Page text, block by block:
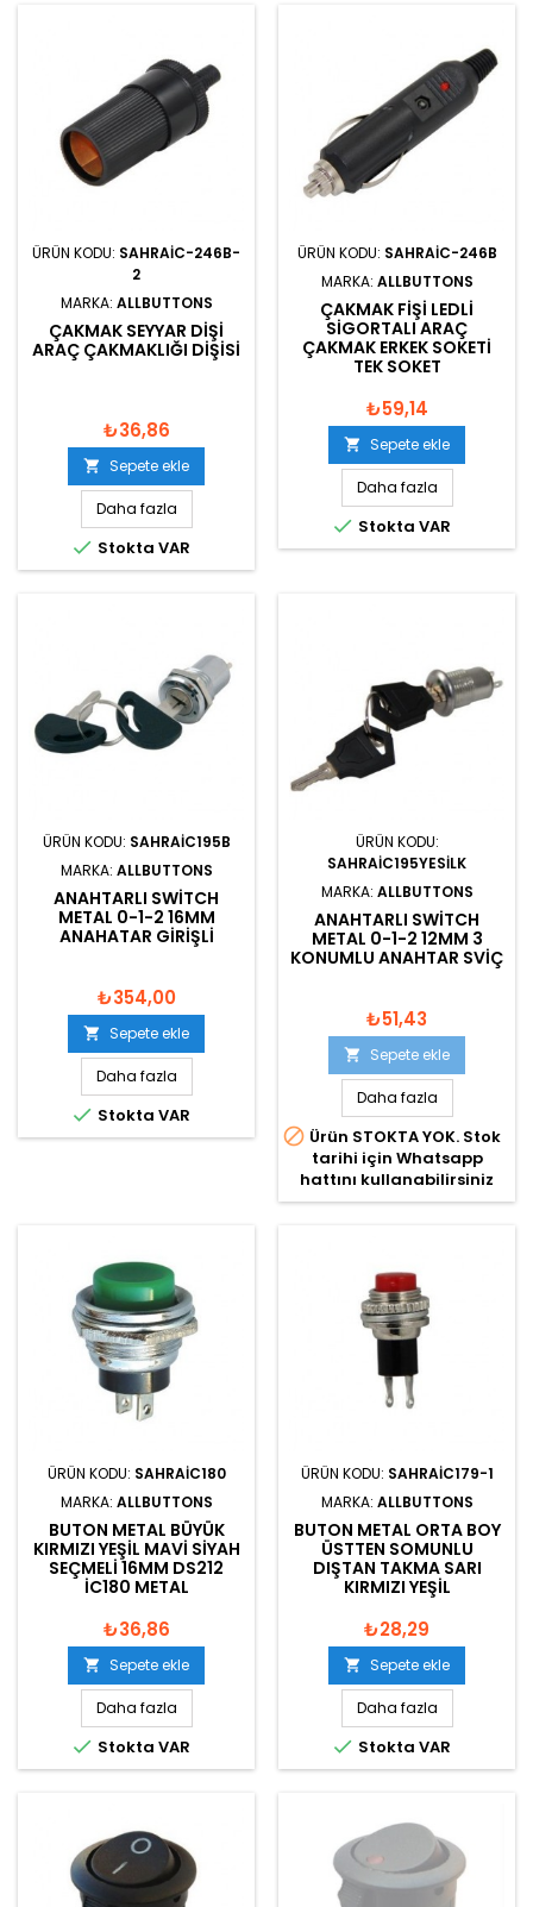
ÜRÜN KODU: SAHRAIC-246B-
2
MARKA: ALLBUTTONS
ÇAKMAK SEYYAR DIŞI
ARAÇ ÇAKMAKLIĞI DIŞISI
₺36,86
 Sepete ekle
Daha fazla
 Stokta VAR
ÜRÜN KODU: SAHRAIC-246B
MARKA: ALLBUTTONS
ÇAKMAK FIŞI LEDLI
SIGORTALI ARAÇ
ÇAKMAK ERKEK SOKETI
TEK SOKET
₺59,14
 Sepete ekle
Daha fazla
 Stokta VAR
ÜRÜN KODU: SAHRAIC195B
MARKA: ALLBUTTONS
ANAHTARLI SWITCH
METAL 0-1-2 16MM
ANAHATAR GIRIŞLI
₺354,00
 Sepete ekle
Daha fazla
 Stokta VAR
ÜRÜN KODU:
SAHRAIC195YESILK
MARKA: ALLBUTTONS
ANAHTARLI SWITCH
METAL 0-1-2 12MM 3
KONUMLU ANAHTAR SVIÇ
₺51,43
 Sepete ekle
Daha fazla
 Ürün STOKTA YOK. Stok
tarihi için Whatsapp
hattını kullanabilirsiniz
ÜRÜN KODU: SAHRAIC180
MARKA: ALLBUTTONS
BUTON METAL BÜYÜK
KIRMIZI YEŞIL MAVI SIYAH
SEÇMELI 16MM DS212
IC180 METAL
₺36,86
 Sepete ekle
Daha fazla
 Stokta VAR
ÜRÜN KODU: SAHRAIC179-1
MARKA: ALLBUTTONS
BUTON METAL ORTA BOY
ÜSTTEN SOMUNLU
DIŞTAN TAKMA SARI
KIRMIZI YEŞIL
₺28,29
 Sepete ekle
Daha fazla
 Stokta VAR